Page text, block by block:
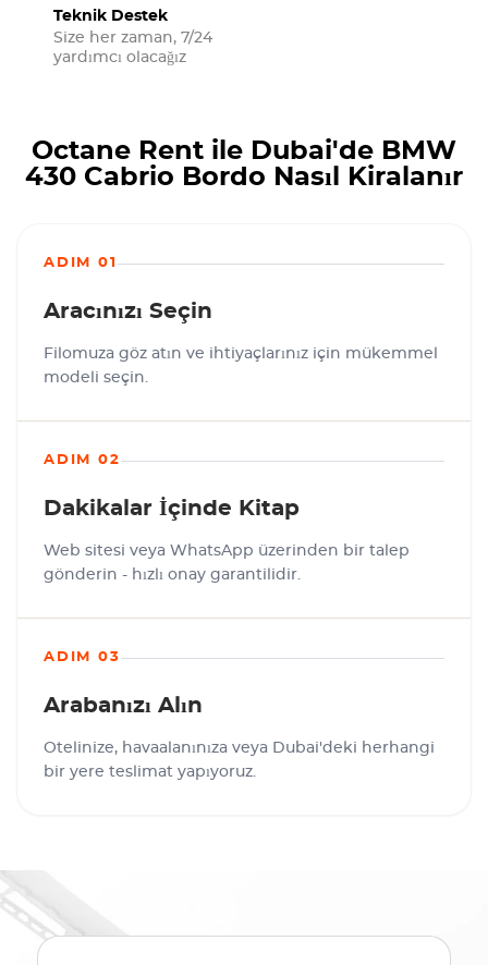
Teknik Destek
Size her zaman, 7/24
yardımcı olacağız
Octane Rent ile Dubai'de BMW
430 Cabrio Bordo Nasıl Kiralanır
ADIM 01
Aracınızı Seçin
Filomuza göz atın ve ihtiyaçlarınız için mükemmel
modeli seçin.
ADIM 02
Dakikalar İçinde Kitap
Web sitesi veya WhatsApp üzerinden bir talep
gönderin - hızlı onay garantilidir.
ADIM 03
Arabanızı Alın
Otelinize, havaalanınıza veya Dubai'deki herhangi
bir yere teslimat yapıyoruz.